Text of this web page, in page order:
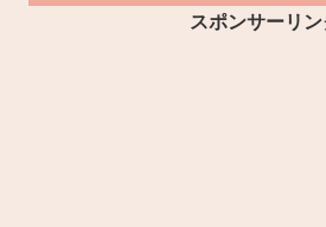
スポンサーリン